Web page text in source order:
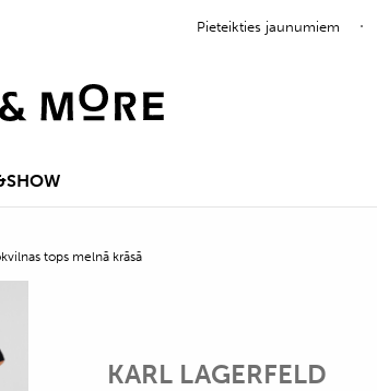
Pieteikties jaunumiem
tops melnā krāsā
KARL LAGERFELD